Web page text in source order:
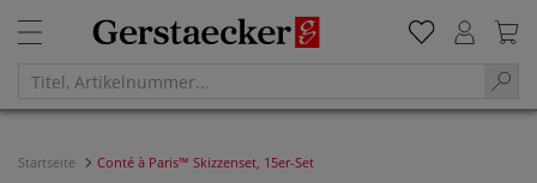
Startseite Conté à Paris™ Skizzenset, 15er-Set